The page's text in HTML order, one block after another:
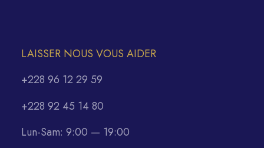
LAISSER NOUS VOUS AIDER
+228 96 12 29 59
+228 92 45 14 80
Lun-Sam: 9:00 — 19:00